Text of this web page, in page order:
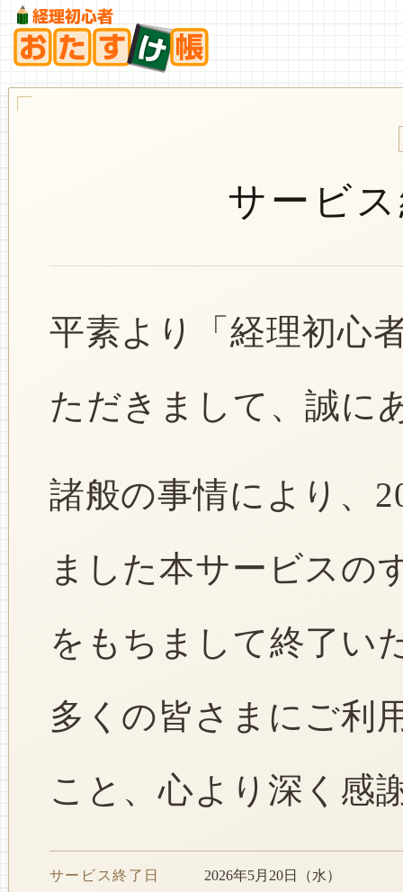
サービ
平素より「経理初心
ただきまして、誠に
諸般の事情により、
ました本サービスの
をもちまして終了い
多くの皆さまにご利
こと、心より深く感
サービス終了日 2026年5月20日（水）